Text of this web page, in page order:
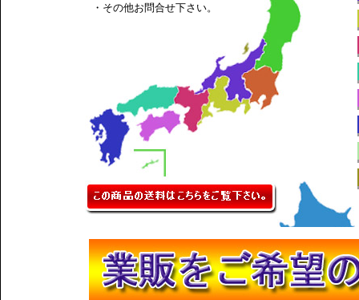
・その他お問合せ下さい。